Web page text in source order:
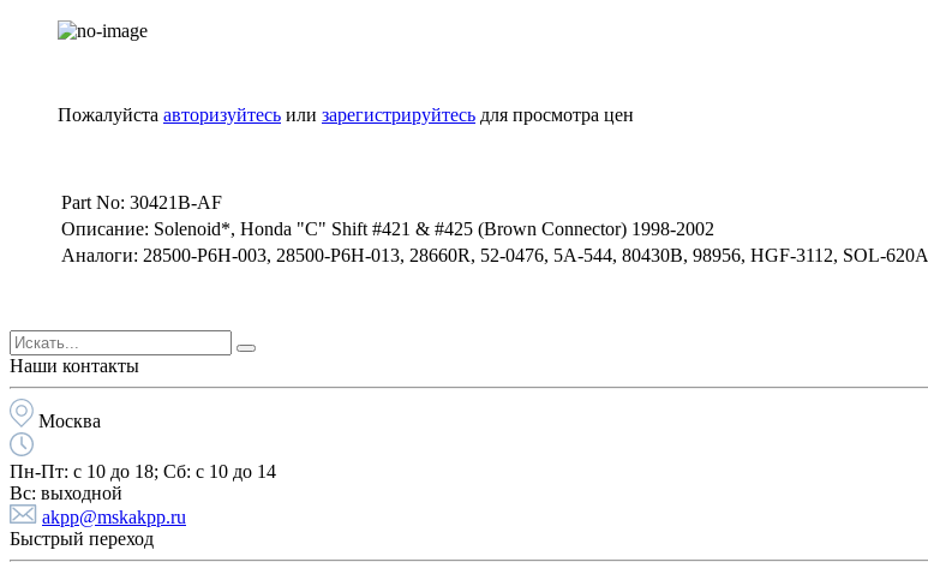
Пожалуйста авторизуйтесь или зарегистрируйтесь для просмотра цен
Part No: 30421B-AF
Описание: Solenoid*, Honda "C" Shift #421 & #425 (Brown Connector) 1998-2002
Аналоги: 28500-P6H-003, 28500-P6H-013, 28660R, 52-0476, 5A-544, 80430B, 98956, HGF-3112, SOL-620A
Наши контакты
Москва
Пн-Пт: с 10 до 18; Cб: с 10 до 14
Вс: выходной
akpp@mskakpp.ru
Быстрый переход